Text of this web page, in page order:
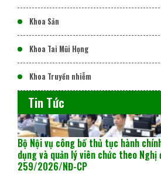
Khoa Sản
Khoa Tai Mũi Họng
Khoa Truyền nhiễm
Tin Tức
Bộ Nội vụ công bố thủ tục hành
dụng và quản lý viên chức theo Nghị
259/2026/NĐ-CP